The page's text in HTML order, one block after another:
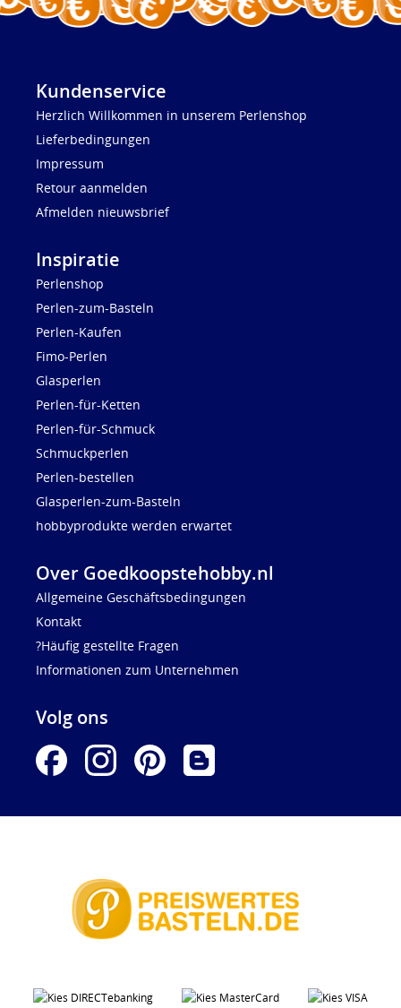
Kundenservice
Herzlich Willkommen in unserem Perlenshop
Lieferbedingungen
Impressum
Retour aanmelden
Afmelden nieuwsbrief
Inspiratie
Perlenshop
Perlen-zum-Basteln
Perlen-Kaufen
Fimo-Perlen
Glasperlen
Perlen-für-Ketten
Perlen-für-Schmuck
Schmuckperlen
Perlen-bestellen
Glasperlen-zum-Basteln
hobbyprodukte werden erwartet
Over Goedkoopstehobby.nl
Allgemeine Geschäftsbedingungen
Kontakt
?Häufig gestellte Fragen
Informationen zum Unternehmen
Volg ons